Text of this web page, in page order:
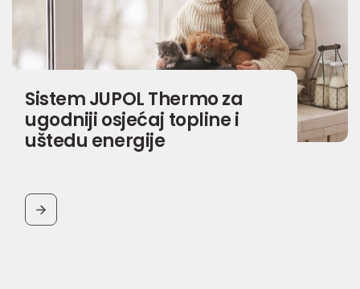
Sistem JUPOL Thermo za
ugodniji osjećaj topline i
uštedu energije
BUTTON